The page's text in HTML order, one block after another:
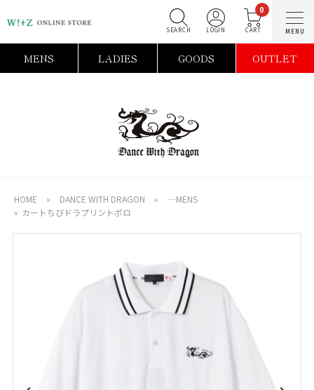
0
MENS LADIES GOODS OUTLET
HOME » DANCE WITH DRAGON »
―MENS
» カートちびドラプリントポロ